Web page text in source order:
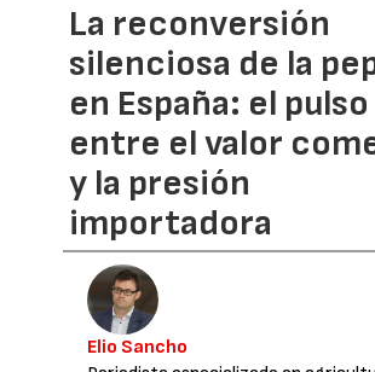
La reconversión
silenciosa de la
en España: el pulso
entre el valor
y la presión
importadora
Elio Sancho